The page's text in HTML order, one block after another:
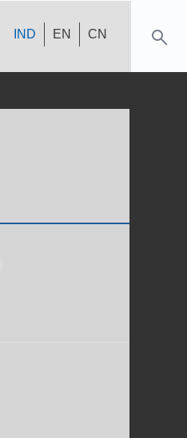
IND EN CN